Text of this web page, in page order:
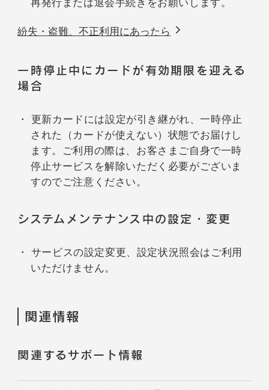
再発行または退会手続きをお願いします。
紛失・盗難、不正利用にあったら
一時停止中にカードが有効期限を迎える
場合
更新カードには設定が引き継がれ、一時停止
された（カードが使えない）状態でお届けし
ます。ご利用の際は、お客さまご自身で一時
停止サービスを解除いただく必要がございま
すのでご注意ください。
システムメンテナンス中の設定・変更
サービスの設定変更、設定状況照会はご利用
いただけません。
関連情報
関連するサポート情報